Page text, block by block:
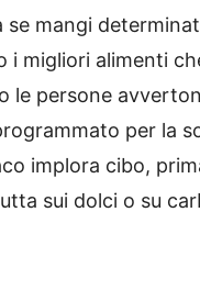
se mangi
i migliori alimenti
le persone
per la
implora cibo,
sui dolci o su